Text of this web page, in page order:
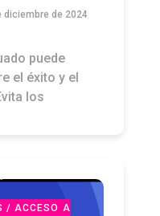
diciembre de 2024
puede
el éxito y el
los
/ ACCESO A